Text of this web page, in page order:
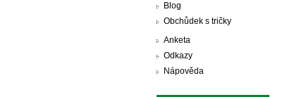
Blog
Obchůdek s tričky
Anketa
Odkazy
Nápověda